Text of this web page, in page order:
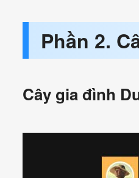
Phần 2.
Cây gia đình